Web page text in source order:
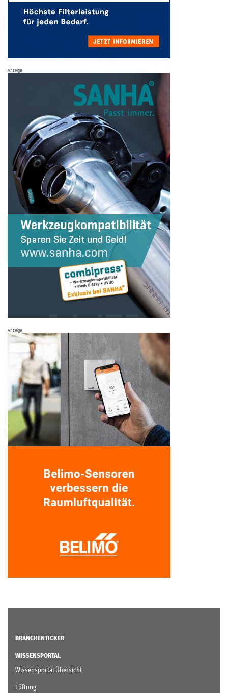
Anzeige
Anzeige
BRANCHENTICKER
WISSENSPORTAL
Wissensportal Übersicht
Lüftung